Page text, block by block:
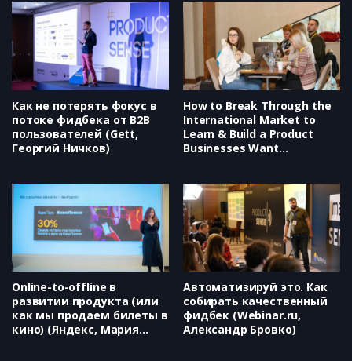
Как не потерять фокус в
потоке фидбека от B2B
пользователей (Gett,
Георгий Ничков)
How to Break Through the
International Market to
Learn & Build a Product
Businesses Want
Online-to-offline в
развитии продукта (или
как мы продаем билеты в
кино) (Яндекс, Мария
Автоматизируй это. Как
собирать качественный
фидбек (Webinar.ru,
Александр Бровко)